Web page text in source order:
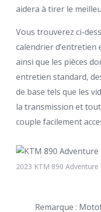
aidera à tirer le
Vous trouverez ci-
calendrier d’entretien
ainsi que les pièces
entretien standard,
de base tels que les
la transmission et
couple facilement
2023 KTM 890 Adventure
Remarque :